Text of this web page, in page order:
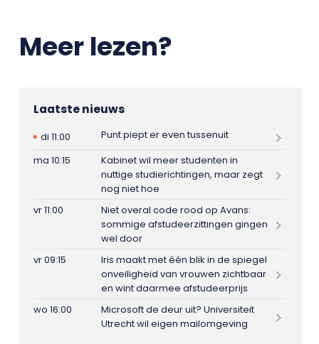
Meer lezen?
Laatste nieuws
di 11:00
Punt piept er even tussenuit
ma 10:15
Kabinet wil meer studenten in
nuttige studierichtingen, maar zegt
nog niet hoe
vr 11:00
Niet overal code rood op Avans:
sommige afstudeerzittingen gingen
wel door
vr 09:15
Iris maakt met één blik in de spiegel
onveiligheid van vrouwen zichtbaar
en wint daarmee afstudeerprijs
wo 16:00
Microsoft de deur uit? Universiteit
Utrecht wil eigen mailomgeving